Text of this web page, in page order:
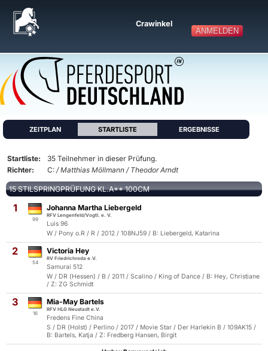
ANMELDEN
Crawinkel
ZEITPLAN STARTLISTE ERGEBNISSE
Startliste:
35 Teilnehmer in dieser Prüfung.
Richter:
C: / Matthias Möllmann / Theodor Arndt
15 STILSPRINGPRÜFUNG KL.A** 100CM
1
99
Johanna Martha Liebergeld
RFV Lengenfeld/Vogtl. e. V.
Luis 96
W / Pony o.R / R / 2012 / 108NJ59 / B: Liebergeld, Katarina
2
54
Victoria Hey
RV Friedrichroda e.V.
Samurai 512
W / DR (Hessen) / B / 2011 / Scalino / King of Dance / B: Hey, Christiane
/ Z: ZG Schmidt
3
16
Mia-May Bartels
RFV HLG Neustadt e.V.
Fredens Fine China
S / DR (Holst) / Perlino / 2017 / Movie Star / Der Harlekin B / 109AK15 /
B: Bartels, Katja / Z: Fredberg Hansen, Birgit